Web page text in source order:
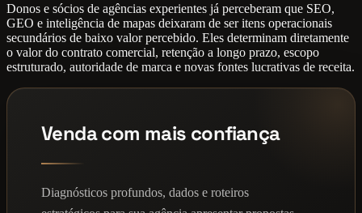
Donos e sócios de agências experientes já perceberam que SEO,
GEO e inteligência de mapas deixaram de ser itens operacionais
secundários de baixo valor percebido. Eles determinam diretamente
o valor do contrato comercial, retenção a longo prazo, escopo
estruturado, autoridade de marca e novas fontes lucrativas de receita.
Venda com mais confiança
Diagnósticos profundos, dados e roteiros